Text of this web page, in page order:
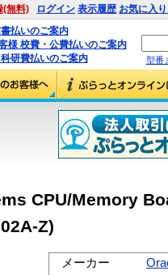
(無料) ログイン 表示履歴 お気に入
払いのご案内
様 校費・公費払いのご案内
研費払いのご案内
型番
CPU/Memory
Z)
メーカー